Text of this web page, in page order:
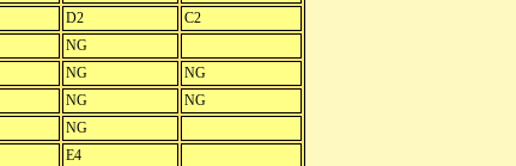
D2
C2
NG
NG
NG
NG
NG
NG
E4